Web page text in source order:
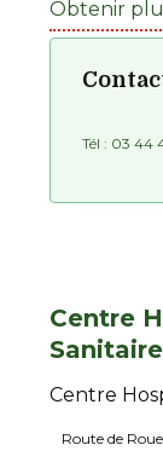
Obtenir
Tél : 03 44
Centre
Centre
Route de